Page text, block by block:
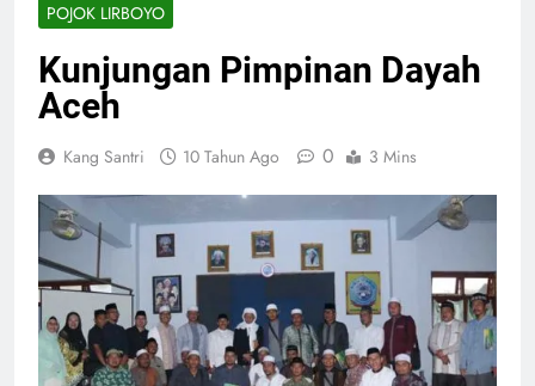
POJOK LIRBOYO
Kunjungan Pimpinan Dayah
Aceh
Kang Santri 10 Tahun Ago 0 3 Mins